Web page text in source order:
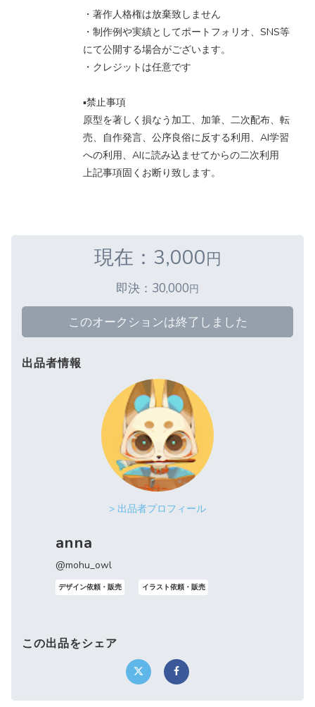
・著作人格権は放棄致しません
・制作例や実績としてポートフォリオ、SNS等
にて公開する場合がございます。
・クレジットは任意です
▪️禁止事項
原型を著しく損なう加工、加筆、二次配布、転
売、自作発言、公序良俗に反する利用、AI学習
への利用、AIに読み込ませてからの二次利用
上記事項固くお断り致します。
現在：3,000円
即決：30,000円
このオークションは終了しました
出品者情報
> 出品者プロフィール
anna
@mohu_owl
デザイン依頼・販売 イラスト依頼・販売
この出品をシェア